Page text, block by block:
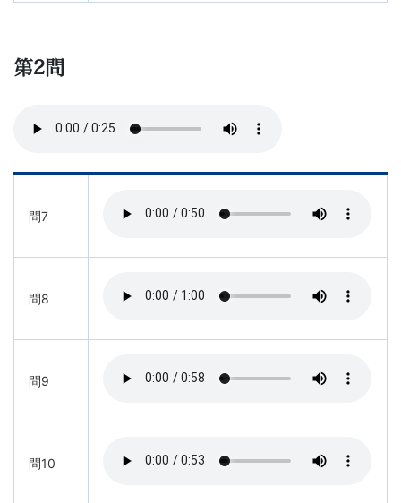
第2問
問7
問8
問9
問10